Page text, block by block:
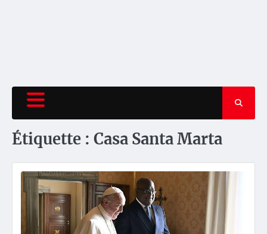
Étiquette : Casa Santa Marta